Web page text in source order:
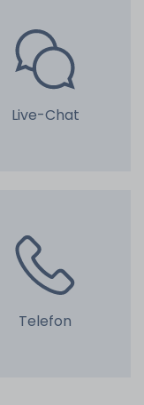
Live-Chat
Telefon